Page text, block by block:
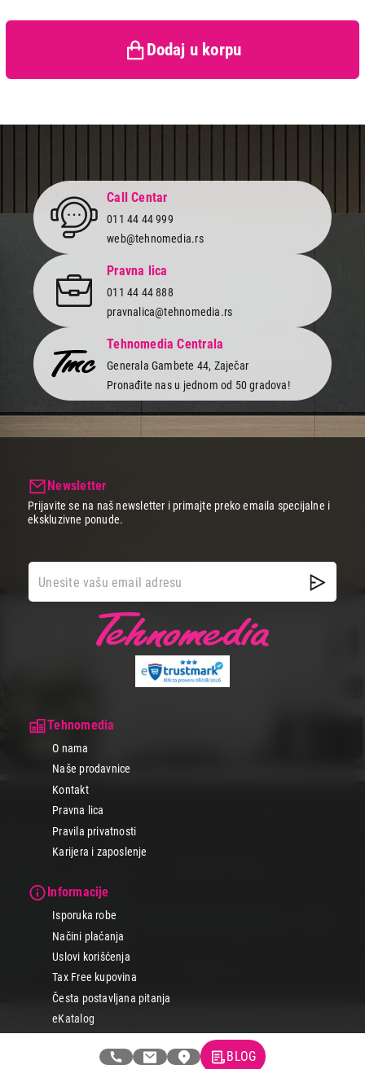
kupaca po osnovu zakona o
Dodaj u korpu
Call Centar
011 44 44 999
web@tehnomedia.rs
Pravna lica
011 44 44 888
pravnalica@tehnomedia.rs
Tehnomedia Centrala
Generala Gambete 44, Zaječar
Pronađite nas u jednom od 50 gradova!
Tehnomedia
O nama
Naše prodavnice
Kontakt
Pravna lica
Pravila privatnosti
Karijera i zaposlenje
Informacije
Isporuka robe
Načini plaćanja
Uslovi korišćenja
Tax Free kupovina
Česta postavljana pitanja
eKatalog
Korisnički servis
Newsletter
Prijavite se na naš newsletter i primajte preko emaila specijalne i
ekskluzivne ponude.
BLOG